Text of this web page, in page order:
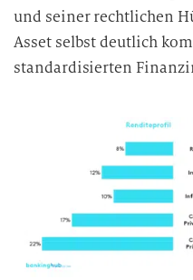
und seiner rechtlichen
Asset selbst deutlich
standardisierten